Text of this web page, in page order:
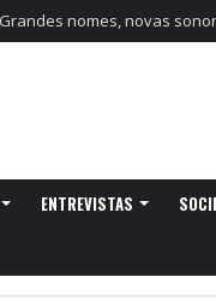
Grandes nomes, novas
ENTREVISTAS